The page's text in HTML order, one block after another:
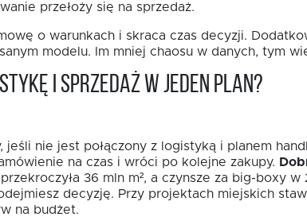
przełoży się na sprzedaż.
o warunkach i skraca czas decyzji.
modelu. Im mniej chaosu w danych, tym
i sprzedaż w jeden plan?
jeśli nie jest połączony z logistyką i planem
na czas i wróci po kolejne zakupy.
36 mln m², a czynsze za big-boxy
decyzję. Przy projektach miejskich
na budżet.